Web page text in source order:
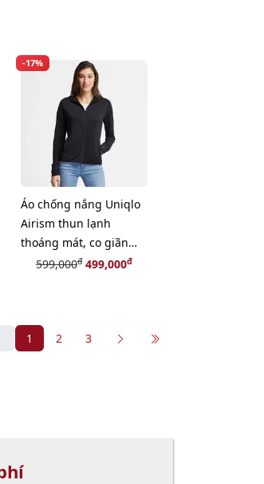
-17%
Áo chống nắng Uniqlo
Airism thun lạnh
thoáng mát, co giãn
tốt, #09 Black size L
599,000đ499,000đ
1 2 3